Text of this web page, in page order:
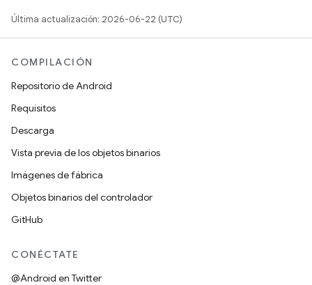
Última actualización: 2026-06-22 (UTC)
COMPILACIÓN
Repositorio de Android
Requisitos
Descarga
Vista previa de los objetos binarios
Imágenes de fábrica
Objetos binarios del controlador
GitHub
CONÉCTATE
@Android en Twitter